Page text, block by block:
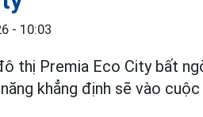
- 10:03
thị Premia Eco City bất
khẳng định sẽ vào